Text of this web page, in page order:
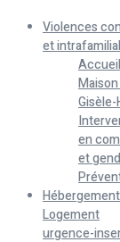
Violences
et
Gisèle-
en
et
Hébergement
Logement
urgence-